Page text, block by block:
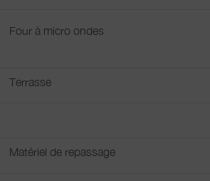
Four à micro ondes
Terrasse
Matériel de repassage